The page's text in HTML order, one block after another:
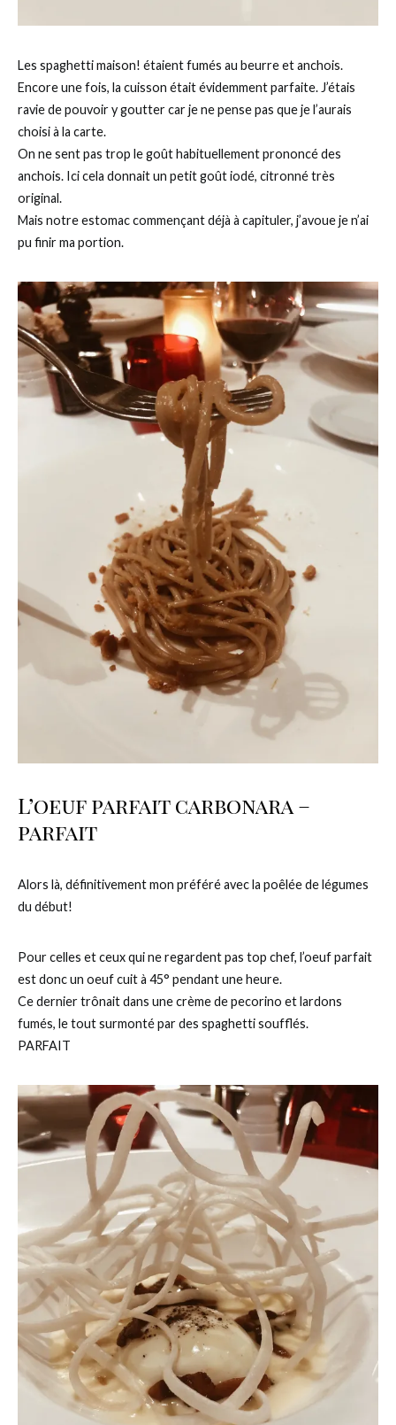
Les spaghetti maison! étaient fumés au beurre et anchois.
Encore une fois, la cuisson était évidemment parfaite. J’étais
ravie de pouvoir y goutter car je ne pense pas que je l’aurais
choisi à la carte.
On ne sent pas trop le goût habituellement prononcé des
anchois. Ici cela donnait un petit goût iodé, citronné très
original.
Mais notre estomac commençant déjà à capituler, j’avoue je n’ai
pu finir ma portion.
L’oeuf parfait carbonara –
parfait
Alors là, définitivement mon préféré avec la poêlée de légumes
du début!
Pour celles et ceux qui ne regardent pas top chef, l’oeuf parfait
est donc un oeuf cuit à 45° pendant une heure.
Ce dernier trônait dans une crème de pecorino et lardons
fumés, le tout surmonté par des spaghetti soufflés.
PARFAIT